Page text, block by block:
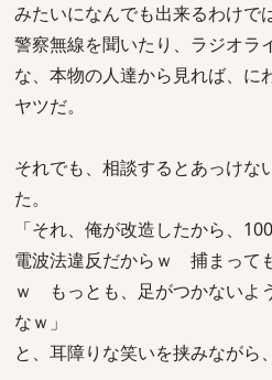
みたいになんでも出来るわけで
警察無線を聞いたり、ラジオラ
な、本物の人達から見れば、に
ヤツだ。
それでも、相談するとあっけな
た。
「それ、俺が改造したから、
電波法違反だからｗ 捕まって
ｗ もっとも、足がつかないよ
なｗ」
と、耳障りな笑いを挟みながら